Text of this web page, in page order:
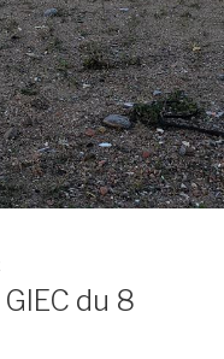
du 8